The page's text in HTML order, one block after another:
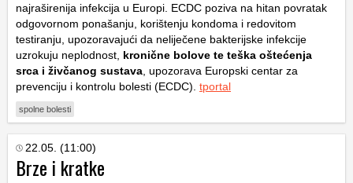
najraširenija infekcija u Europi. ECDC poziva na hitan povratak
odgovornom ponašanju, korištenju kondoma i redovitom
testiranju, upozoravajući da neliječene bakterijske infekcije
uzrokuju neplodnost, kronične bolove te teška oštećenja
srca i živčanog sustava , upozorava Europski centar za
prevenciju i kontrolu bolesti (ECDC). tportal
spolne bolesti
22.05. (11:00)
Brze i kratke